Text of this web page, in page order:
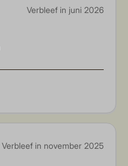
Verbleef in juni 2026
Verbleef in november 2025